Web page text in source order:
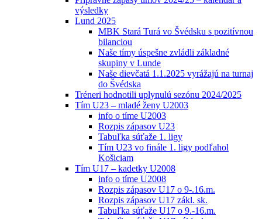
výsledky
Lund 2025
MBK Stará Turá vo Švédsku s pozitívnou
bilanciou
Naše tímy úspešne zvládli základné
skupiny v Lunde
Naše dievčatá 1.1.2025 vyrážajú na turnaj
do Švédska
Tréneri hodnotili uplynulú sezónu 2024/2025
Tím U23 – mladé ženy U2003
info o tíme U2003
Rozpis zápasov U23
Tabuľka súťaže 1. ligy
Tím U23 vo finále 1. ligy podľahol
Košiciam
Tím U17 – kadetky U2008
info o tíme U2008
Rozpis zápasov U17 o 9-.16.m.
Rozpis zápasov U17 zákl. sk.
Tabuľka súťaže U17 o 9.-16.m.